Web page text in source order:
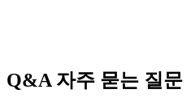
Q&A 자주 묻는 질문